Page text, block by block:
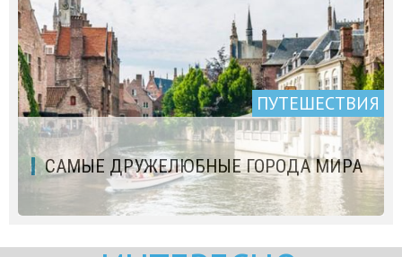
ПУТЕШЕСТВИЯ
САМЫЕ ДРУЖЕЛЮБНЫЕ ГОРОДА МИРА